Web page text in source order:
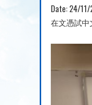
Date: 24/
在文憑試